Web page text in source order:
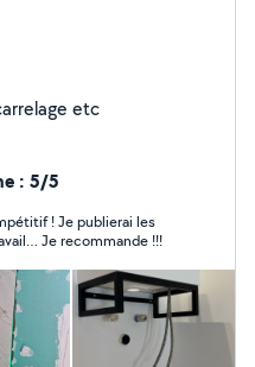
etc
: 5/5
! Je publierai les
Je recommande !!!